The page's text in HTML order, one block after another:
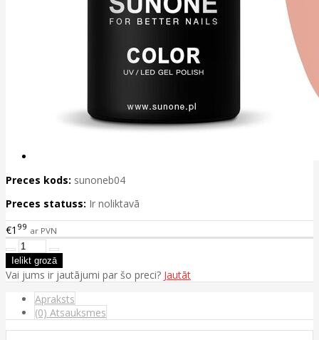
Preces kods: sunoneb04
Preces statuss: Ir noliktavā
€1 99 ar PVN
Vai jums ir jautājumi par šo preci? Jautāt
Apraksts
(0) Atsauksmes